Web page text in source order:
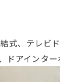
式、テレビ
ドアインター